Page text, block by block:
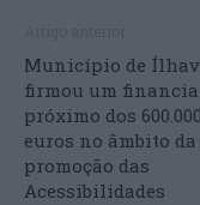
Município de
firmou um
próximo dos
euros no âmbito da
promoção das
Acessibilidades